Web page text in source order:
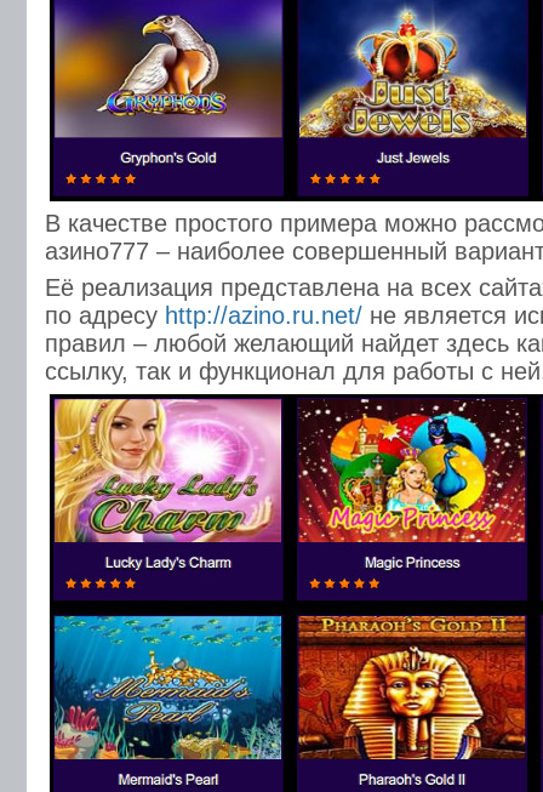
В качестве простого примера можно
азино777 – наиболее совершенный
Её реализация представлена на всех
по адресу http://azino.ru.net/ не является
правил – любой желающий найдет здесь
ссылку, так и функционал для работы с